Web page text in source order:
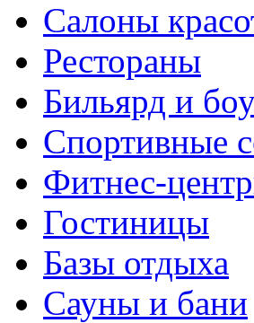
Салоны
Рестораны
Бильярд и
Спортивные
Фитнес-
Гостиницы
Базы отдыха
Сауны и бани